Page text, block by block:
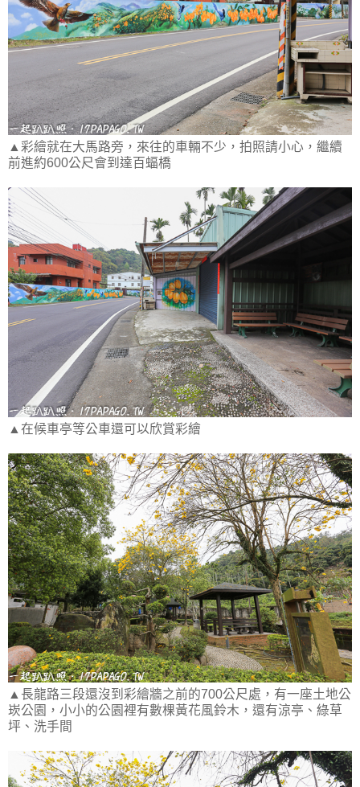
▲彩繪就在大馬路旁，來往的車輛不少，拍照請小心，繼續
前進約600公尺會到達百蝠橋
▲在候車亭等公車還可以欣賞彩繪
▲長龍路三段還沒到彩繪牆之前的700公尺處，有一座土地公
崁公園，小小的公園裡有數棵黃花風鈴木，還有涼亭、綠草
坪、洗手間